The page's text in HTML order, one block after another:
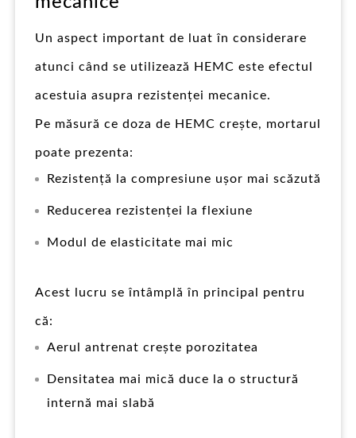
Un aspect important de luat în considerare
atunci când se utilizează HEMC este efectul
acestuia asupra rezistenței mecanice.
Pe măsură ce doza de HEMC crește, mortarul
poate prezenta:
Rezistență la compresiune ușor mai scăzută
Reducerea rezistenței la flexiune
Modul de elasticitate mai mic
Acest lucru se întâmplă în principal pentru
că:
Aerul antrenat crește porozitatea
Densitatea mai mică duce la o structură
internă mai slabă